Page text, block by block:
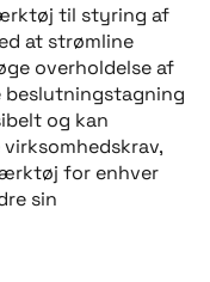
til styring af
at strømline
overholdelse af
beslutningstagning
og kan
for enhver
sin